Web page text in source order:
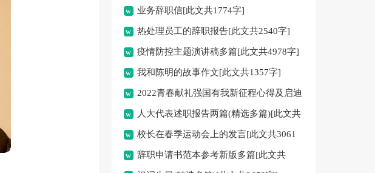
案）[此文共10252字]
业务辞职信[此文共1774字]
热处理员工的辞职报告[此文共2540字]
疫情防控主题演讲稿多篇[此文共4978字]
我和陈明的故事作文[此文共1357字]
2022青春献礼强国有我新征程心得及启迪
多篇[此文共4095字]
人大代表述职报告两篇(精选多篇)[此文共
12798字]
校长在春季运动会上的发言[此文共3061
字] 辞职申请书范本参考新版多篇[此文共